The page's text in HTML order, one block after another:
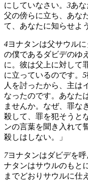
にしていなさい。 3あ
父の傍らに立ち、あな
て、あなたに知らせよ
4ヨナタンは父サウル
の僕であるダビデのゆ
に。彼は父上に対して
に立っているのです。 5
人を討ったから、主は
なったのです。あなた
ませんか。なぜ、罪な
殺して、罪を犯そうと
ンの言葉を聞き入れて
殺しはしない。」
7ヨナタンはダビデを
ナタンはサウルのもと
までどおりサウルに仕